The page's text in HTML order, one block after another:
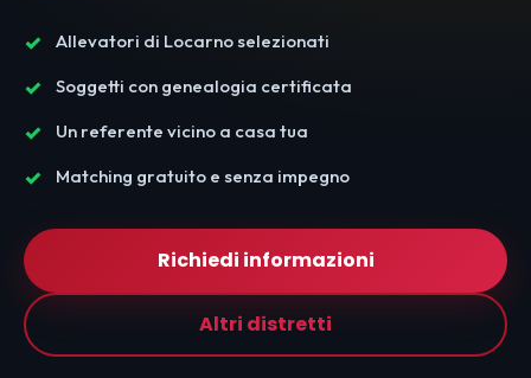
Allevatori di Locarno selezionati
Soggetti con genealogia certificata
Un referente vicino a casa tua
Matching gratuito e senza impegno
Richiedi informazioni
Altri distretti